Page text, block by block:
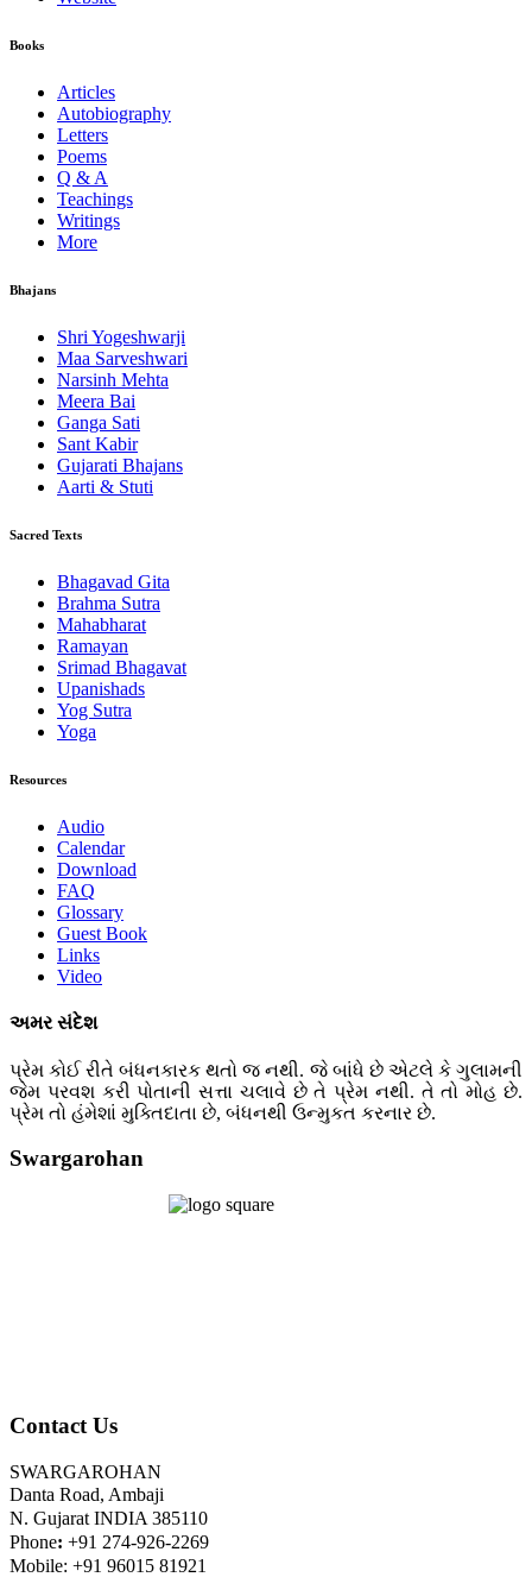
Books
Articles
Autobiography
Letters
Poems
Q & A
Teachings
Writings
More
Bhajans
Shri Yogeshwarji
Maa Sarveshwari
Narsinh Mehta
Meera Bai
Ganga Sati
Sant Kabir
Gujarati Bhajans
Aarti & Stuti
Sacred Texts
Bhagavad Gita
Brahma Sutra
Mahabharat
Ramayan
Srimad Bhagavat
Upanishads
Yog Sutra
Yoga
Resources
Audio
Calendar
Download
FAQ
Glossary
Guest Book
Links
Video
અમર સંદેશ
પ્રેમ કોઈ રીતે બંધનકારક થતો જ નથી. જે બાંધે છે એટલે કે ગુલામની
જેમ પરવશ કરી પોતાની સત્તા ચલાવે છે તે પ્રેમ નથી. તે તો મોહ છે.
પ્રેમ તો હંમેશાં મુક્તિદાતા છે, બંધનથી ઉન્મુકત કરનાર છે.
Swargarohan
Contact Us
SWARGAROHAN
Danta Road, Ambaji
N. Gujarat INDIA 385110
Phone: +91 274-926-2269
Mobile: +91 96015 81921